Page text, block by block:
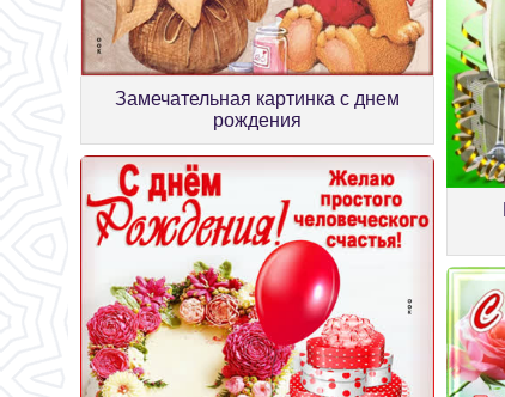
Замечательная картинка с днем
рождения